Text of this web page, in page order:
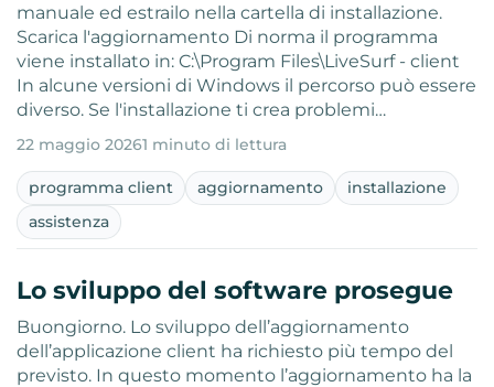
manuale ed estrailo nella cartella di installazione.
Scarica l'aggiornamento Di norma il programma
viene installato in: C:\Program Files\LiveSurf - client
In alcune versioni di Windows il percorso può essere
diverso. Se l'installazione ti crea problemi…
22 maggio 20261 minuto di lettura
programma client aggiornamento
installazione
assistenza
Lo sviluppo del software prosegue
Buongiorno. Lo sviluppo dell’aggiornamento
dell’applicazione client ha richiesto più tempo del
previsto. In questo momento l’aggiornamento ha la